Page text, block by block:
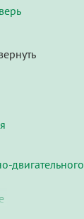
двигательного